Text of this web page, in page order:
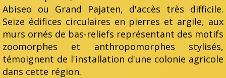
Abiseo ou Grand Pajaten, d'accès très difficile.
Seize édifices circulaires en pierres et argile, aux
murs ornés de bas-reliefs représentant des motifs
zoomorphes et anthropomorphes stylisés,
témoignent de l'installation d'une colonie agricole
dans cette région.